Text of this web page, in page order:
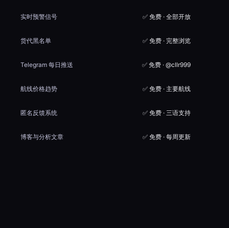
实时预警信号 ✅ 免费 · 全部开放
货代黑名单 ✅ 免费 · 完整浏览
Telegram 每日推送 ✅ 免费 · @cllr999
航线价格趋势 ✅ 免费 · 主要航线
匿名反馈系统 ✅ 免费 · 三语支持
博客与分析文章 ✅ 免费 · 每周更新